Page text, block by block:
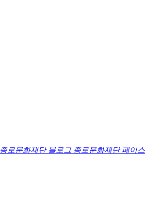
종로문화재단 블로그 종로문화재단 페이